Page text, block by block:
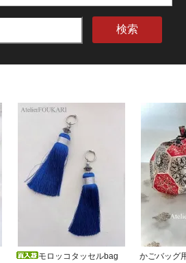
検索
モロッコタッセルbag
かごバッグ